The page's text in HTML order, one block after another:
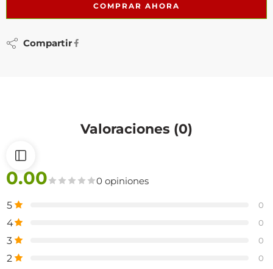
COMPRAR AHORA
Compartir
Valoraciones (0)
0.00 0 opiniones
5 0
4 0
3 0
2 0